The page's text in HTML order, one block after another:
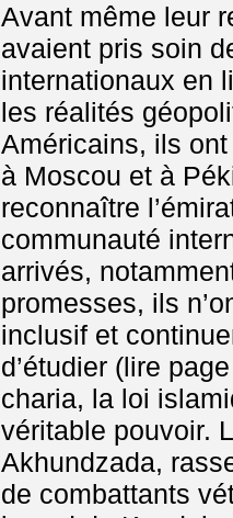
Avant même leur
avaient pris soin
internationaux en
les réalités
Américains, ils
à Moscou et à
reconnaître
communauté
arrivés,
promesses, ils
inclusif et
d’étudier (lire
charia, la loi
véritable pouvoir.
Akhundzada,
de combattants